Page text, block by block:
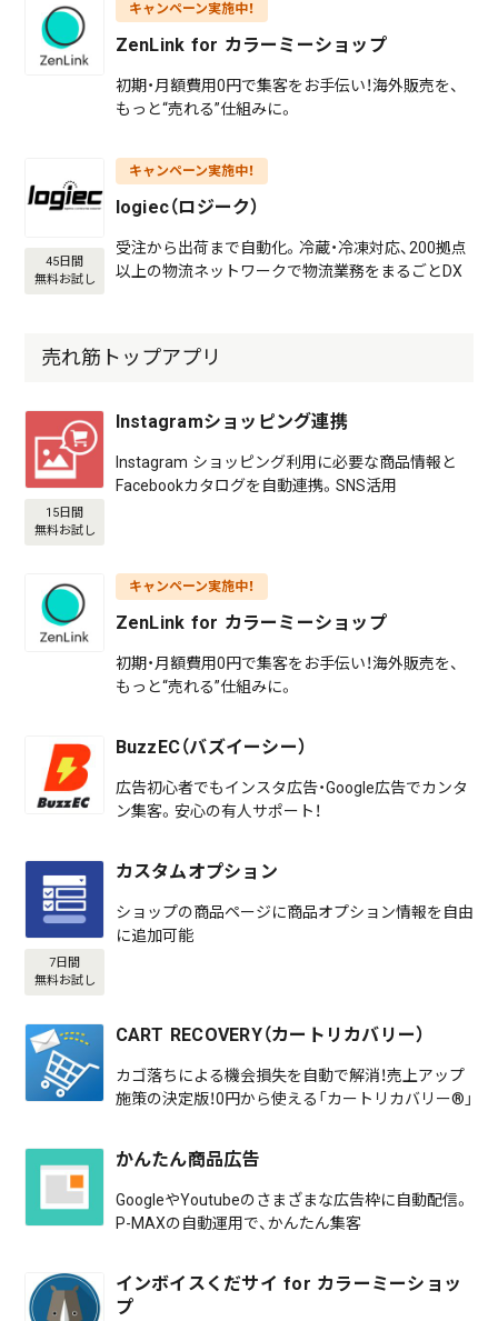
キャンペーン実施中！
ZenLink for カラーミーショップ
初期・月額費用0円で集客をお手伝い！海外販売を、
もっと“売れる”仕組みに。
45日間
無料お試し
キャンペーン実施中！
logiec（ロジーク）
受注から出荷まで自動化。冷蔵・冷凍対応、200拠点
以上の物流ネットワークで物流業務をまるごとDX
売れ筋トップアプリ
15日間
無料お試し
Instagramショッピング連携
Instagram ショッピング利用に必要な商品情報と
Facebookカタログを自動連携。SNS活用
キャンペーン実施中！
ZenLink for カラーミーショップ
初期・月額費用0円で集客をお手伝い！海外販売を、
もっと“売れる”仕組みに。
BuzzEC（バズイーシー）
広告初心者でもインスタ広告・Google広告でカンタ
ン集客。安心の有人サポート！
7日間
無料お試し
カスタムオプション
ショップの商品ページに商品オプション情報を自由
に追加可能
CART RECOVERY（カートリカバリー）
カゴ落ちによる機会損失を自動で解消！売上アップ
施策の決定版！0円から使える「カートリカバリー®」
かんたん商品広告
GoogleやYoutubeのさまざまな広告枠に自動配信。
P-MAXの自動運用で、かんたん集客
インボイスくだサイ for カラーミーショッ
プ